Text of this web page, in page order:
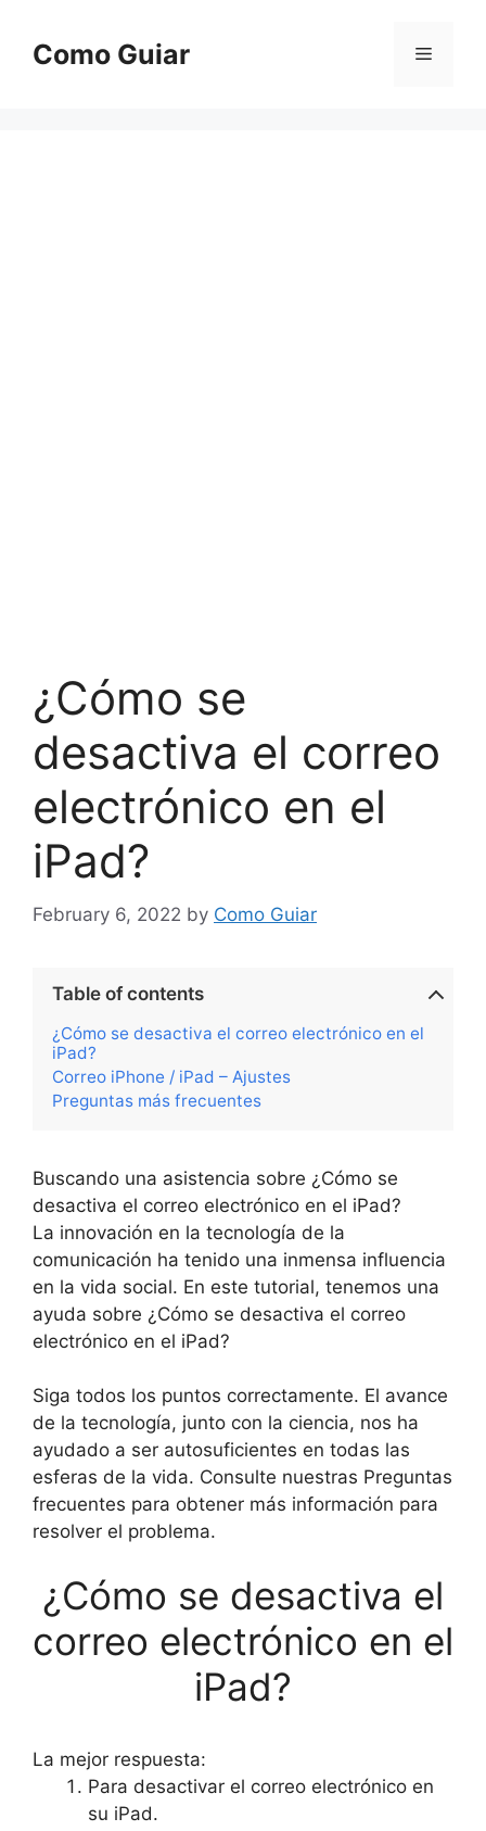
contentComo Guiar Menu
¿Cómo se
desactiva el correo
electrónico en el
iPad?
February 6, 2022 by Como Guiar
Table of contents
¿Cómo se desactiva el correo electrónico en el
iPad?
Correo iPhone / iPad – Ajustes
Preguntas más frecuentes
Buscando una asistencia sobre ¿Cómo se
desactiva el correo electrónico en el iPad?
La innovación en la tecnología de la
comunicación ha tenido una inmensa influencia
en la vida social. En este tutorial, tenemos una
ayuda sobre ¿Cómo se desactiva el correo
electrónico en el iPad?
Siga todos los puntos correctamente. El avance
de la tecnología, junto con la ciencia, nos ha
ayudado a ser autosuficientes en todas las
esferas de la vida. Consulte nuestras Preguntas
frecuentes para obtener más información para
resolver el problema.
¿Cómo se desactiva el
correo electrónico en el
iPad?
La mejor respuesta:
Para desactivar el correo electrónico en
su iPad.